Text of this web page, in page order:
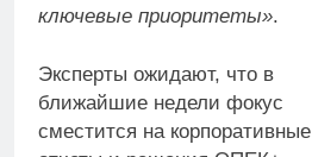
ключевые приоритеты».
Эксперты ожидают, что в
ближайшие недели фокус
сместится на корпоративные